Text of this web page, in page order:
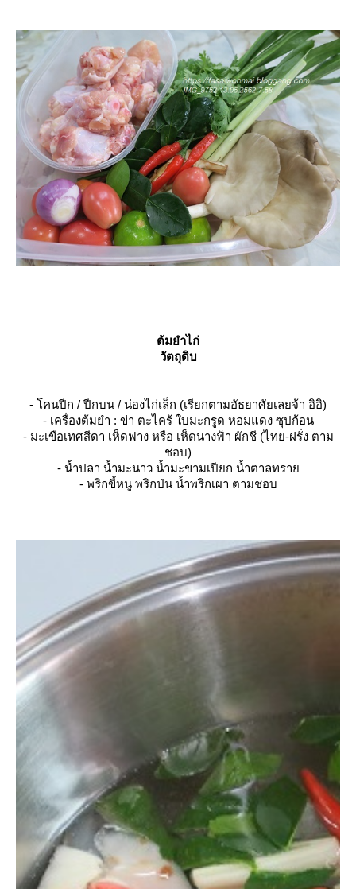
ต้มยำไก่
วัตถุดิบ
- โคนปีก / ปีกบน / น่องไก่เล็ก (เรียกตามอัธยาศัยเลยจ้า อิอิ)
- เครื่องต้มยำ : ข่า ตะไคร้ ใบมะกรูด หอมแดง ซุปก้อน
- มะเขือเทศสีดา เห็ดฟาง หรือ เห็ดนางฟ้า ผักชี (ไทย-ฝรั่ง ตาม
ชอบ)
- น้ำปลา น้ำมะนาว น้ำมะขามเปียก น้ำตาลทรา
- พริกขี้หนู พริกป่น น้ำพริกเผา ตามชอบ